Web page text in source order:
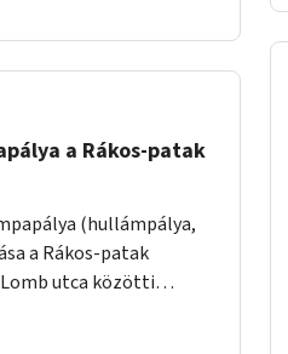
a Rákos-patak
(hullámpálya,
a Rákos-patak
Lomb utca közötti